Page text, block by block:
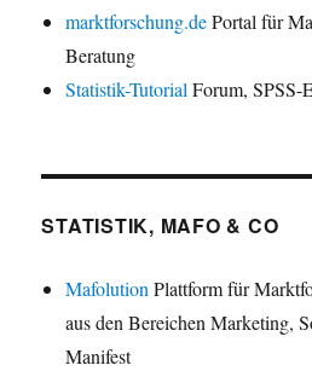
marktforschung.dePortal für
Beratung
Statistik-Tutorial Forum, SPSS-
STATISTIK, MAFO & CO
Mafolution Plattform für
aus den Bereichen Marketing,
Manifest